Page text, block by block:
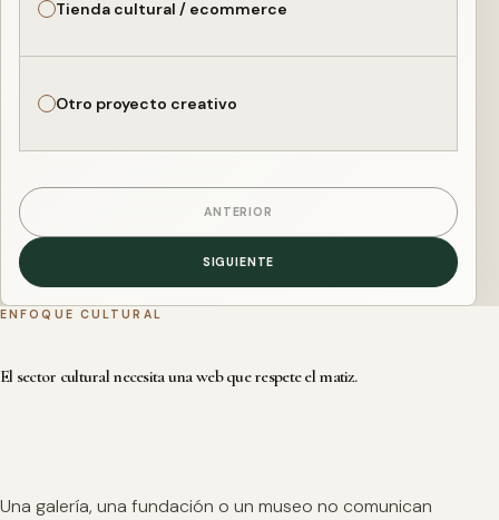
Tienda cultural / ecommerce
Otro proyecto creativo
ANTERIOR
SIGUIENTE
ENFOQUE CULTURAL
El sector cultural necesita una web que respete el matiz.
Una galería, una fundación o un museo no comunican